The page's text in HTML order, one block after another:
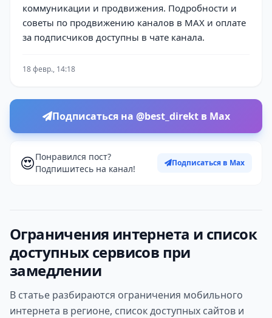
коммуникации и продвижения. Подробности и
советы по продвижению каналов в MAX и оплате
за подписчиков доступны в чате канала.
18 февр., 14:18
Подписаться на @best_direkt в Max
😍Понравился пост?
Подпишитесь на канал!
Подписаться в Max
Ограничения интернета и список
доступных сервисов при
замедлении
В статье разбираются ограничения мобильного
интернета в регионе, список доступных сайтов и